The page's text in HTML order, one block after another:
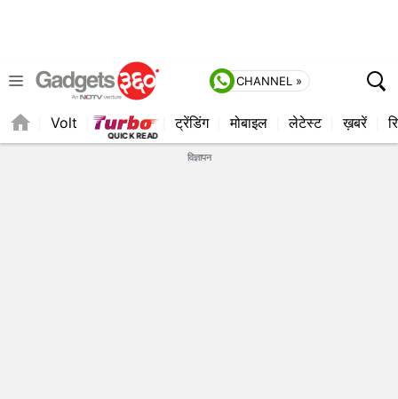
CHANNEL »
Volt ट्रेंडिंग मोबाइल लेटेस्ट ख़बरें
विज्ञापन